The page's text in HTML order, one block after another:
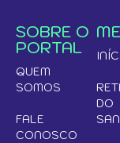
SOBRE O
PORTAL
QUEM
SOMOS
FALE
CONOSCO
DO